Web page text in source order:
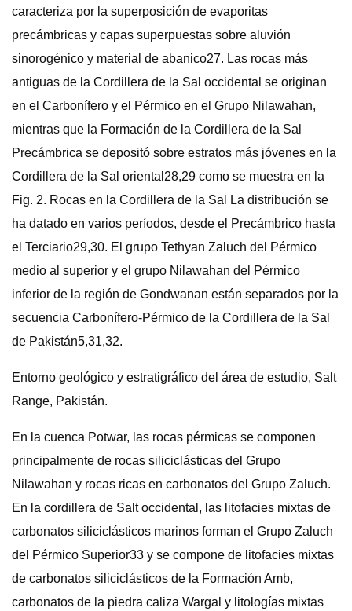
caracteriza por la superposición de evaporitas
precámbricas y capas superpuestas sobre aluvión
sinorogénico y material de abanico27. Las rocas más
antiguas de la Cordillera de la Sal occidental se originan
en el Carbonífero y el Pérmico en el Grupo Nilawahan,
mientras que la Formación de la Cordillera de la Sal
Precámbrica se depositó sobre estratos más jóvenes en la
Cordillera de la Sal oriental28,29 como se muestra en la
Fig. 2. Rocas en la Cordillera de la Sal La distribución se
ha datado en varios períodos, desde el Precámbrico hasta
el Terciario29,30. El grupo Tethyan Zaluch del Pérmico
medio al superior y el grupo Nilawahan del Pérmico
inferior de la región de Gondwanan están separados por la
secuencia Carbonífero-Pérmico de la Cordillera de la Sal
de Pakistán5,31,32.
Entorno geológico y estratigráfico del área de estudio, Salt
Range, Pakistán.
En la cuenca Potwar, las rocas pérmicas se componen
principalmente de rocas siliciclásticas del Grupo
Nilawahan y rocas ricas en carbonatos del Grupo Zaluch.
En la cordillera de Salt occidental, las litofacies mixtas de
carbonatos siliciclásticos marinos forman el Grupo Zaluch
del Pérmico Superior33 y se compone de litofacies mixtas
de carbonatos siliciclásticos de la Formación Amb,
carbonatos de la piedra caliza Wargal y litologías mixtas